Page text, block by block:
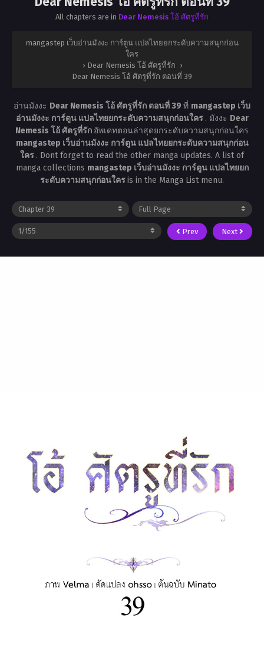
All chapters are in Dear Nemesis โอ้ ศัตรูที่รัก
mangastep เว็บอ่านมังงะ การ์ตูน แปลไทยยกระดับความสนุกก่อน
ใคร
› Dear Nemesis โอ้ ศัตรูที่รัก ›
Dear Nemesis โอ้ ศัตรูที่รัก ตอนที่ 39
อ่านมังงะ Dear Nemesis โอ้ ศัตรูที่รัก ตอนที่ 39 ที่ mangastep เว็บ
อ่านมังงะ การ์ตูน แปลไทยยกระดับความสนุกก่อนใคร . มังงะ Dear
Nemesis โอ้ ศัตรูที่รัก อัพเดทตอนล่าสุดยกระดับความสนุกก่อนใคร
mangastep เว็บอ่านมังงะ การ์ตูน แปลไทยยกระดับความสนุกก่อน
ใคร . Dont forget to read the other manga updates. A list of
manga collections mangastep เว็บอ่านมังงะ การ์ตูน แปลไทยยก
ระดับความสนุกก่อนใครis in the Manga List menu.
Prev Next